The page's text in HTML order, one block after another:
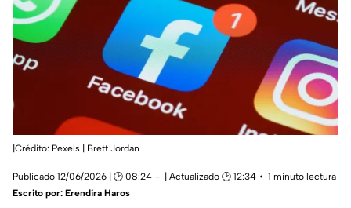
|Crédito: Pexels | Brett Jordan
Publicado 12/06/2026 | 🕑 08:24 | Actualizado 🕑 12:34
1 minuto lectura
Escrito por: Erendira Haros